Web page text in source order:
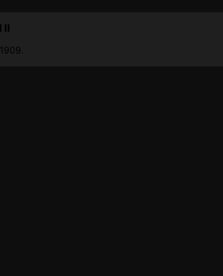
II